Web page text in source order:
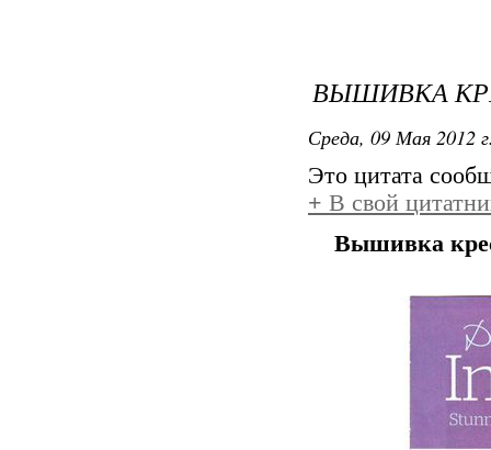
ВЫШИВКА
Среда, 09 Мая 2012
Это цитата
+ В свой
Вышивка